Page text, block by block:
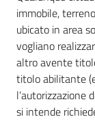
immobile,
ubicato in area
vogliano
altro avente
titolo abilitante
l’autorizzazione
si intende